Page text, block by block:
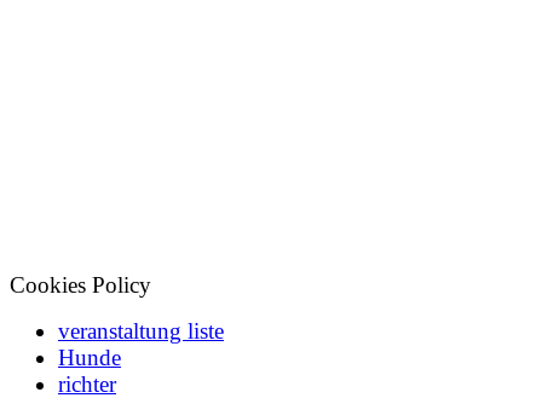
Cookies Policy
veranstaltung liste
Hunde
richter